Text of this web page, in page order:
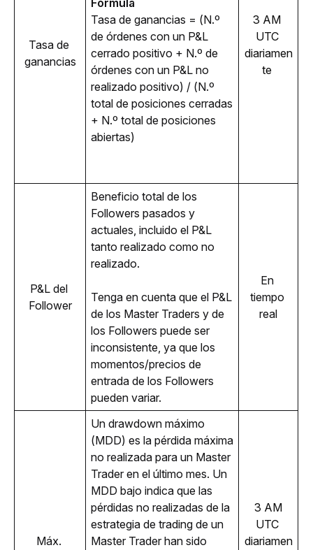
Tasa de
ganancias
Fórmula
Tasa de ganancias = (N.º
de órdenes con un P&L
cerrado positivo + N.º de
órdenes con un P&L no
realizado positivo) / (N.º
total de posiciones cerradas
+ N.º total de posiciones
abiertas)
3 AM
UTC
diariamen
te
P&L del
Follower
Beneficio total de los
Followers pasados y
actuales, incluido el P&L
tanto realizado como no
realizado.
Tenga en cuenta que el P&L
de los Master Traders y de
los Followers puede ser
inconsistente, ya que los
momentos/precios de
entrada de los Followers
pueden variar.
En
tiempo
real
Máx.
Un drawdown máximo
(MDD) es la pérdida máxima
no realizada para un Master
Trader en el último mes. Un
MDD bajo indica que las
pérdidas no realizadas de la
estrategia de trading de un
Master Trader han sido
3 AM
UTC
diariamen